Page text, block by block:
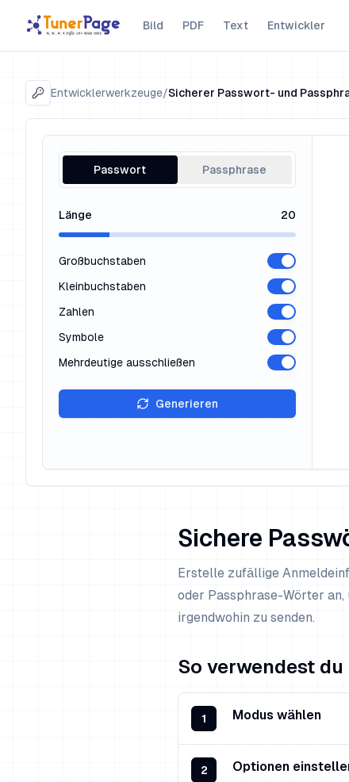
Bild PDF Text Entwickler
Entwicklerwerkzeuge/Sicherer Passwort- und
Passwort Passphrase
Länge 20
Großbuchstaben
Kleinbuchstaben
Zahlen
Symbole
Mehrdeutige ausschließen
Generieren
Sichere
Erstelle zufällige
oder Passphrase-Wörter
irgendwohin zu senden.
So verwendest du
1 Modus wählen
2 Optionen